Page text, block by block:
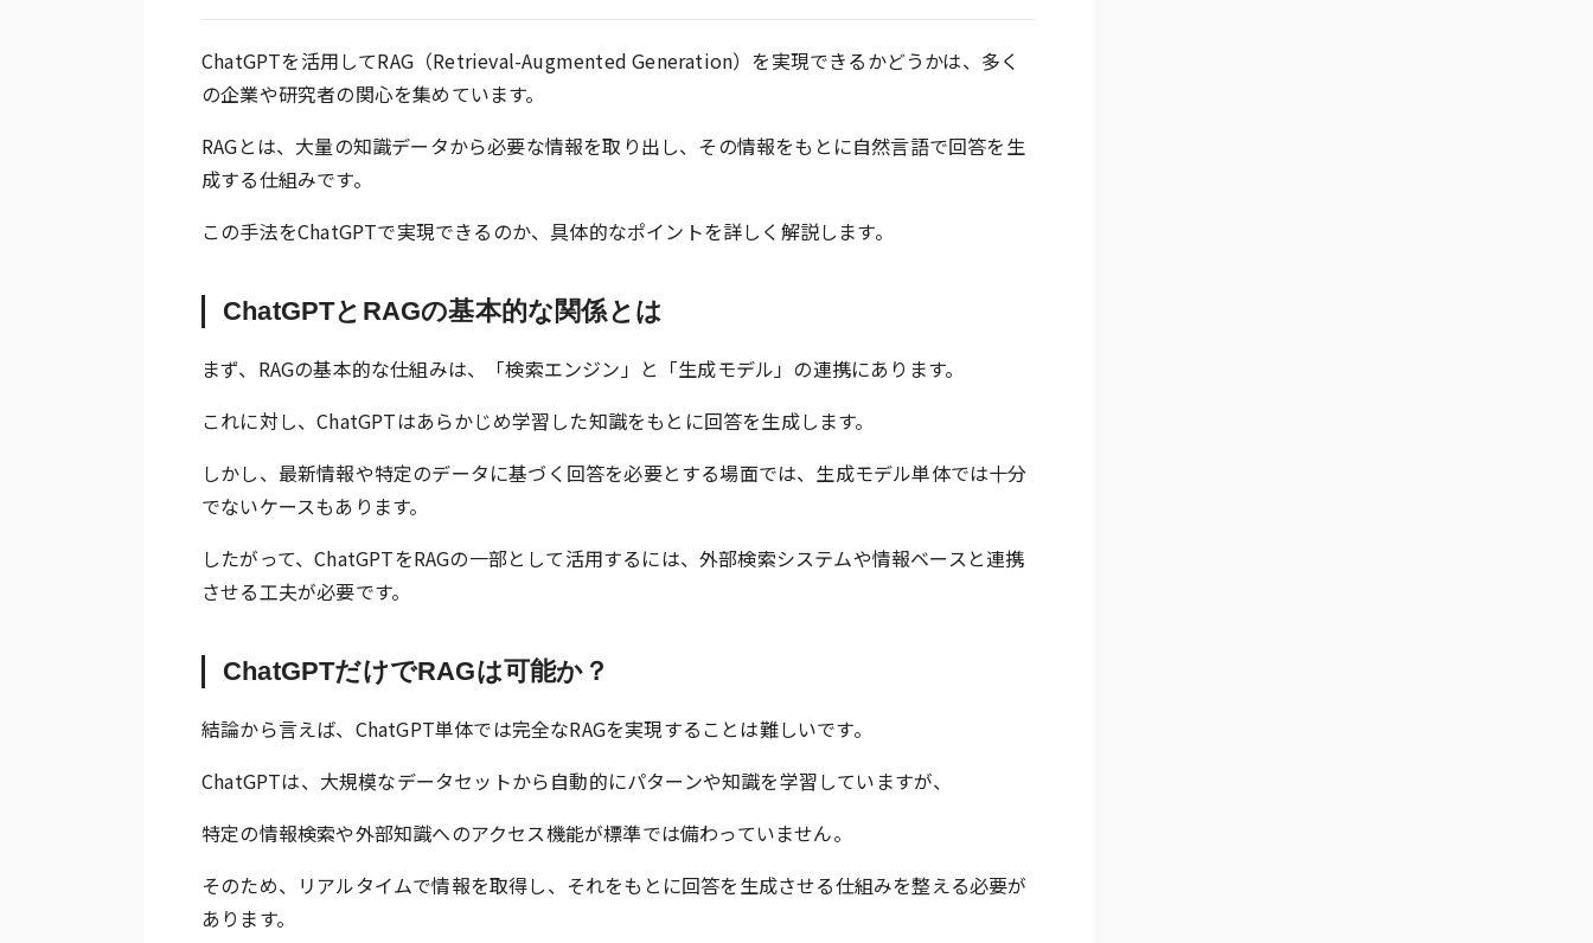
ChatGPTを活用してRAG（Retrieval-Augmented Generation）を実現できるかどうかは、多く
の企業や研究者の関心を集めています。
RAGとは、大量の知識データから必要な情報を取り出し、その情報をもとに自然言語で回答を生
成する仕組みです。
この手法をChatGPTで実現できるのか、具体的なポイントを詳しく解説します。
ChatGPTとRAGの基本的な関係とは
まず、RAGの基本的な仕組みは、「検索エンジン」と「生成モデル」の連携にあります。
これに対し、ChatGPTはあらかじめ学習した知識をもとに回答を生成します。
しかし、最新情報や特定のデータに基づく回答を必要とする場面では、生成モデル単体では十分
でないケースもあります。
したがって、ChatGPTをRAGの一部として活用するには、外部検索システムや情報ベースと連携
させる工夫が必要です。
ChatGPTだけでRAGは可能か？
結論から言えば、ChatGPT単体では完全なRAGを実現することは難しいです。
ChatGPTは、大規模なデータセットから自動的にパターンや知識を学習していますが、
特定の情報検索や外部知識へのアクセス機能が標準では備わっていません。
そのため、リアルタイムで情報を取得し、それをもとに回答を生成させる仕組みを整える必要が
あります。